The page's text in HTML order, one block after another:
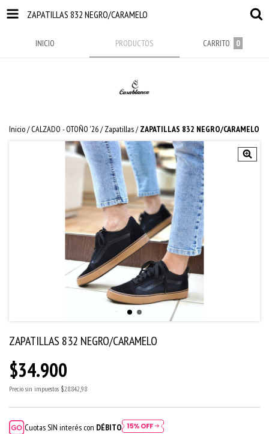
ZAPATILLAS 832 NEGRO/CARAMELO
INICIO PRODUCTOS CARRITO 0
Inicio/ CALZADO - OTOÑO '26/ Zapatillas/ ZAPATILLAS 832 NEGRO/CARAMELO
ZAPATILLAS 832 NEGRO/CARAMELO
$34.900
Precio sin impuestos $28.842,98
Cuotas SIN interés con DÉBITO